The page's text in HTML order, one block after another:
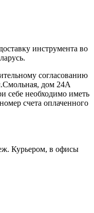
инструмента во
согласованию
дом 24А
себе необходимо иметь
счета оплаченного
Курьером, в офисы